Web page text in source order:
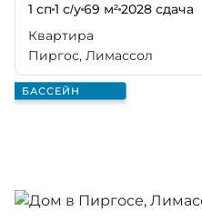
1 сп1 с/у69 м²2028 сдача
Квартира
Пиргос, Лимассол
БАССЕЙН